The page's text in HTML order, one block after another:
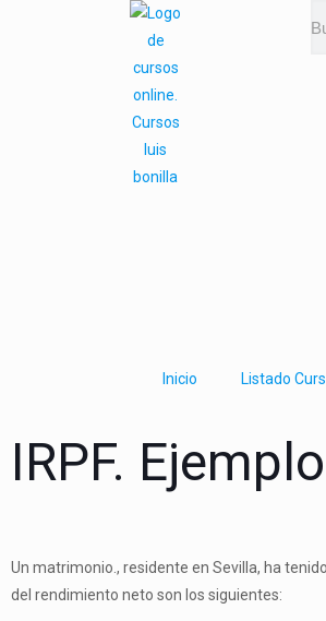
Inicio Listado
IRPF.
Un matrimonio., residente en Sevilla, ha
del rendimiento neto son los siguientes: